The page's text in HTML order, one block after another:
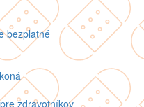
bezplatné
zdravotníkov